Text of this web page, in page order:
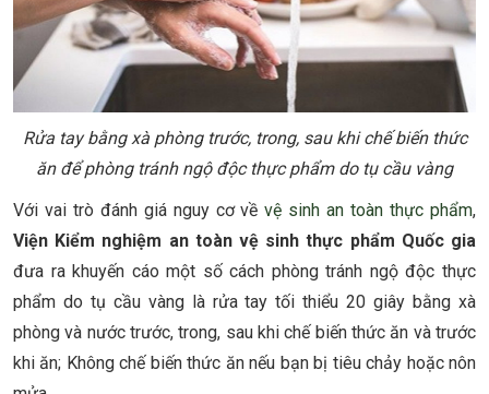
Rửa tay bằng xà phòng trước, trong, sau khi chế biến thức
ăn để phòng tránh ngộ độc thực phẩm do tụ cầu vàng
Với vai trò đánh giá nguy cơ vềvệ sinh an toàn thực phẩm,
Viện Kiểm nghiệm an toàn vệ sinh thực phẩm Quốc gia
đưa ra khuyến cáo một số cách phòng tránh ngộ độc thực
phẩm do tụ cầu vàng là rửa tay tối thiểu 20 giây bằng xà
phòng và nước trước, trong, sau khi chế biến thức ăn và trước
khi ăn; Không chế biến thức ăn nếu bạn bị tiêu chảy hoặc nôn